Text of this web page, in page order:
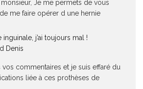
Je me permets de vous
me faire opérer d une hernie
inguinale, j’ai toujours mal !
Denis
vos commentaires et je suis effaré du
liée à ces prothèses de